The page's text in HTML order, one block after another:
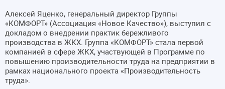
Алексей Яценко, генеральный директор Группы
«КОМФОРТ» (Ассоциация «Новое Качество»), выступил с
докладом о внедрении практик бережливого
производства в ЖКХ. Группа «КОМФОРТ» стала первой
компанией в сфере ЖКХ, участвующей в Программе по
повышению производительности труда на предприятии в
рамках национального проекта «Производительность
труда».